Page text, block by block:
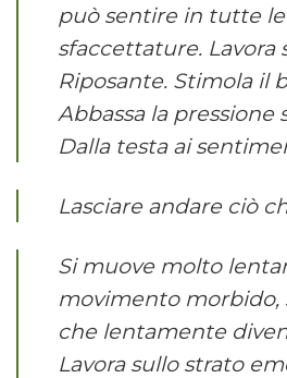
può sentire in tutte
sfaccettature. Lavora
Riposante. Stimola il
Abbassa la pressione
Dalla testa ai
Lasciare andare ciò
Si muove molto
movimento morbido,
che lentamente
Lavora sullo strato